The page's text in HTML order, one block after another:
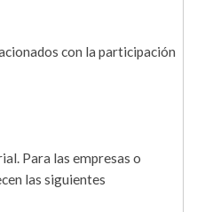
con la participación
Para las empresas o
las siguientes